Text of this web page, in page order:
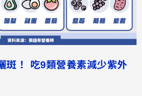
斑！ 吃9類營養素減少紫外